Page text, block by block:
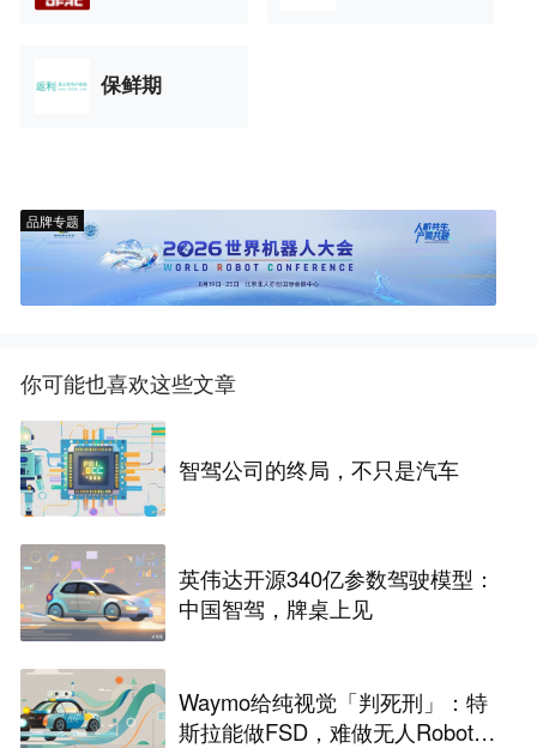
保鲜期
品牌专题
你可能也喜欢这些文章
智驾公司的终局，不只是汽车
英伟达开源340亿参数驾驶模型：
中国智驾，牌桌上见
Waymo给纯视觉「判死刑」：特
斯拉能做FSD，难做无人Robota